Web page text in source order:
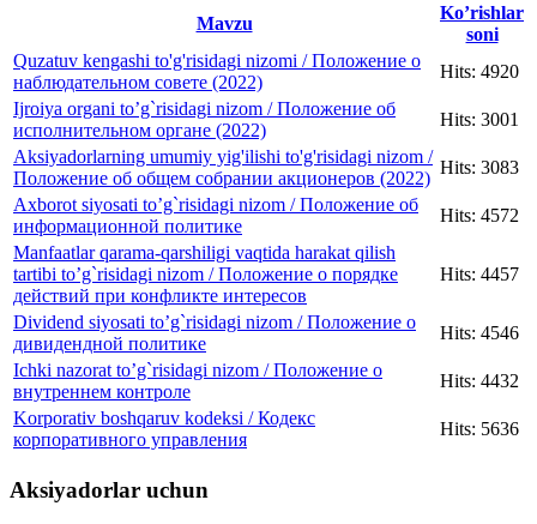
Mavzu
Ko’rishlar
soni
Quzatuv kengashi to'g'risidagi nizomi / Положение о
наблюдательном совете (2022)
Hits: 4920
Ijroiya organi to’g`risidagi nizom / Положение об
исполнительном органе (2022)
Hits: 3001
Aksiyadorlarning umumiy yig'ilishi to'g'risidagi nizom /
Положение об общем собрании акционеров (2022)
Hits: 3083
Axborot siyosati to’g`risidagi nizom / Положение об
информационной политике
Hits: 4572
Manfaatlar qarama-qarshiligi vaqtida harakat qilish
tartibi to’g`risidagi nizom / Положение о порядке
действий при конфликте интересов
Hits: 4457
Dividend siyosati to’g`risidagi nizom / Положение о
дивидендной политике
Hits: 4546
Ichki nazorat to’g`risidagi nizom / Положение о
внутреннем контроле
Hits: 4432
Korporativ boshqaruv kodeksi / Кодекс
корпоративного управления
Hits: 5636
Aksiyadorlar uchun